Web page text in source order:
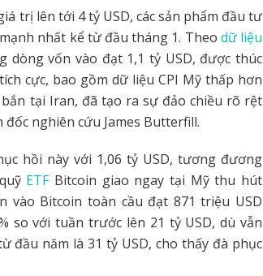
trị lên tới 4 tỷ USD, các sản phẩm đầu tư
nhất kể từ đầu tháng 1. Theo dữ liệu
dòng vốn vào đạt 1,1 tỷ USD, được thúc
cực, bao gồm dữ liệu CPI Mỹ thấp hơn
tại Iran, đã tạo ra sự đảo chiều rõ rệt
nghiên cứu James Butterfill.
hồi này với 1,06 tỷ USD, tương đương
ETFBitcoin giao ngay tại Mỹ thu hút
vào Bitcoin toàn cầu đạt 871 triệu USD
so với tuần trước lên 21 tỷ USD, dù vẫn
năm là 31 tỷ USD, cho thấy đà phục